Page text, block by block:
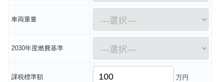
車両重量
2030年度燃費基準
課税標準額 万円